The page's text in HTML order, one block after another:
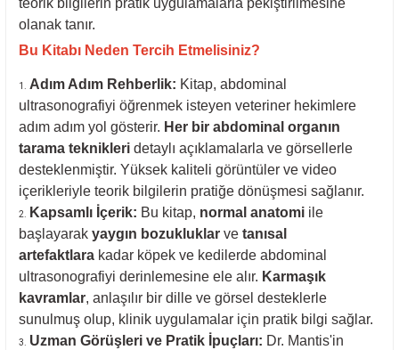
teorik bilgilerin pratik uygulamalarla pekiştirilmesine
olanak tanır.
Bu Kitabı Neden Tercih Etmelisiniz?
Adım Adım Rehberlik: Kitap, abdominal
ultrasonografiyi öğrenmek isteyen veteriner hekimlere
adım adım yol gösterir. Her bir abdominal organın
tarama teknikleri detaylı açıklamalarla ve görsellerle
desteklenmiştir. Yüksek kaliteli görüntüler ve video
içerikleriyle teorik bilgilerin pratiğe dönüşmesi sağlanır.
Kapsamlı İçerik: Bu kitap, normal anatomi ile
başlayarak yaygın bozukluklar ve tanısal
artefaktlara kadar köpek ve kedilerde abdominal
ultrasonografiyi derinlemesine ele alır. Karmaşık
kavramlar, anlaşılır bir dille ve görsel desteklerle
sunulmuş olup, klinik uygulamalar için pratik bilgi sağlar.
Uzman Görüşleri ve Pratik İpuçları: Dr. Mantis'in